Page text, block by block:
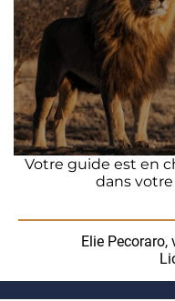
Votre guide est en
dans
Elie